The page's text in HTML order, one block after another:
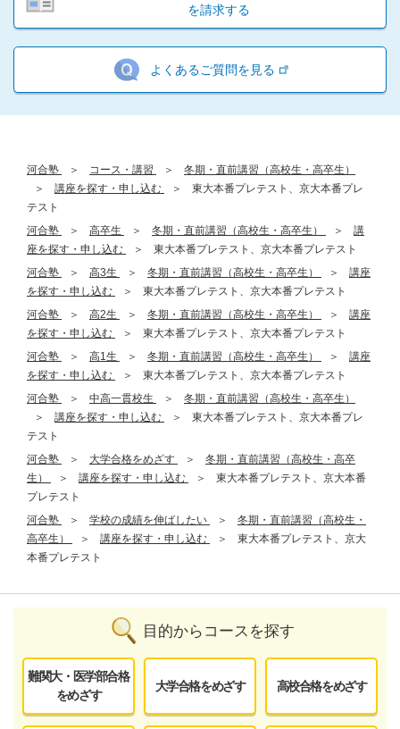
を請求する
よくあるご質問を見る
河合塾 コース・講習
冬期・直前講習（高校生・高卒生）
講座を探す・申し込む
東大本番プレテスト、京大本番プレ
テスト
河合塾
高卒生 冬期・直前講習（高校生・高卒生）
講
座を探す・申し込む
東大本番プレテスト、京大本番プレテスト
河合塾
高3生 冬期・直前講習（高校生・高卒生）
講座
を探す・申し込む
東大本番プレテスト、京大本番プレテスト
河合塾
高2生 冬期・直前講習（高校生・高卒生）
講座
を探す・申し込む
東大本番プレテスト、京大本番プレテスト
河合塾
高1生 冬期・直前講習（高校生・高卒生）
講座
を探す・申し込む
東大本番プレテスト、京大本番プレテスト
河合塾
中高一貫校生
冬期・直前講習（高校生・高卒生）
講座を探す・申し込む
東大本番プレテスト、京大本番プレ
テスト
河合塾
大学合格をめざす
冬期・直前講習（高校生・高卒
生）
講座を探す・申し込む
東大本番プレテスト、京大本番
プレテスト
河合塾
学校の成績を伸ばしたい
冬期・直前講習（高校生・
高卒生）
講座を探す・申し込む
東大本番プレテスト、京大
本番プレテスト
目的からコースを探す
難関大・医学部合格
をめざす
大学合格をめざす 高校合格をめざす